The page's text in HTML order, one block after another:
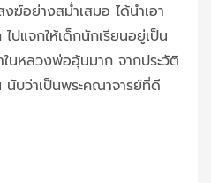
ฆ์อย่างสม่ำเสมอ ได้นำเอา
ปแจกให้เด็กนักเรียนอยู่เป็น
ในหลวงพ่ออุ้นมาก จากประวัติ
บว่าเป็นพระคณาจารย์ที่ดี